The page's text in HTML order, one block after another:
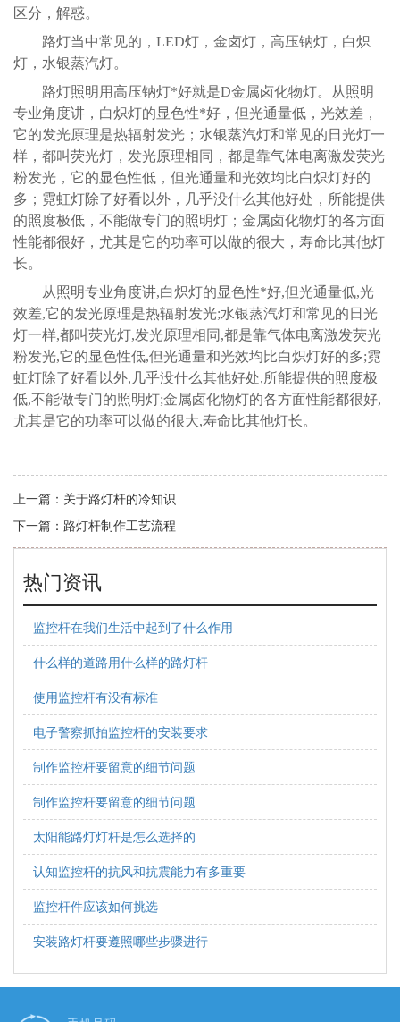
区分，解惑。
路灯当中常见的，LED灯，金卤灯，高压钠灯，白炽
灯，水银蒸汽灯。
路灯照明用高压钠灯*好就是D金属卤化物灯。从照明
专业角度讲，白炽灯的显色性*好，但光通量低，光效差，
它的发光原理是热辐射发光；水银蒸汽灯和常见的日光灯一
样，都叫荧光灯，发光原理相同，都是靠气体电离激发荧光
粉发光，它的显色性低，但光通量和光效均比白炽灯好的
多；霓虹灯除了好看以外，几乎没什么其他好处，所能提供
的照度极低，不能做专门的照明灯；金属卤化物灯的各方面
性能都很好，尤其是它的功率可以做的很大，寿命比其他灯
长。
从照明专业角度讲,白炽灯的显色性*好,但光通量低,光
效差,它的发光原理是热辐射发光;水银蒸汽灯和常见的日光
灯一样,都叫荧光灯,发光原理相同,都是靠气体电离激发荧光
粉发光,它的显色性低,但光通量和光效均比白炽灯好的多;霓
虹灯除了好看以外,几乎没什么其他好处,所能提供的照度极
低,不能做专门的照明灯;金属卤化物灯的各方面性能都很好,
尤其是它的功率可以做的很大,寿命比其他灯长。
上一篇： 关于路灯杆的冷知识
下一篇： 路灯杆制作工艺流程
热门资讯
监控杆在我们生活中起到了什么作用
什么样的道路用什么样的路灯杆
使用监控杆有没有标准
电子警察抓拍监控杆的安装要求
制作监控杆要留意的细节问题
制作监控杆要留意的细节问题
太阳能路灯灯杆是怎么选择的
认知监控杆的抗风和抗震能力有多重要
监控杆件应该如何挑选
安装路灯杆要遵照哪些步骤进行